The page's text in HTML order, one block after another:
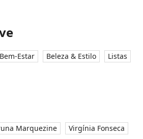
Bem-Estar Beleza & Estilo Listas
Marquezine
Virgínia Fonseca